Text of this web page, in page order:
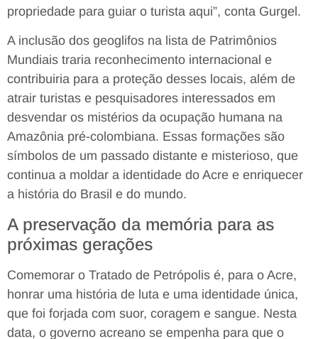
propriedade para guiar o turista aqui”, conta Gurgel.
A inclusão dos geoglifos na lista de Patrimônios
Mundiais traria reconhecimento internacional e
contribuiria para a proteção desses locais, além de
atrair turistas e pesquisadores interessados em
desvendar os mistérios da ocupação humana na
Amazônia pré-colombiana. Essas formações são
símbolos de um passado distante e misterioso, que
continua a moldar a identidade do Acre e enriquecer
a história do Brasil e do mundo.
A preservação da memória para as
próximas gerações
Comemorar o Tratado de Petrópolis é, para o Acre,
honrar uma história de luta e uma identidade única,
que foi forjada com suor, coragem e sangue. Nesta
data, o governo acreano se empenha para que o